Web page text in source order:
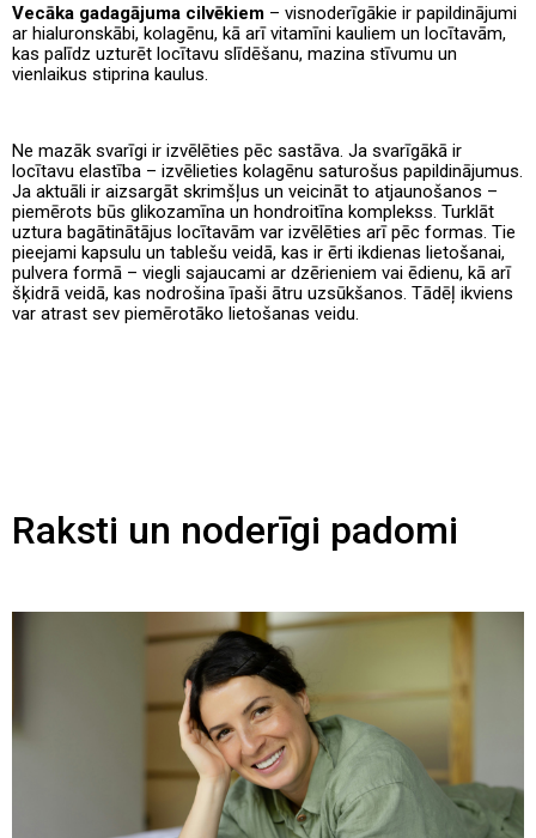
Vecāka gadagājuma cilvēkiem – visnoderīgākie ir papildinājumi
ar hialuronskābi, kolagēnu, kā arī vitamīni kauliem un locītavām,
kas palīdz uzturēt locītavu slīdēšanu, mazina stīvumu un
vienlaikus stiprina kaulus.
Ne mazāk svarīgi ir izvēlēties pēc sastāva. Ja svarīgākā ir
locītavu elastība – izvēlieties kolagēnu saturošus papildinājumus.
Ja aktuāli ir aizsargāt skrimšļus un veicināt to atjaunošanos –
piemērots būs glikozamīna un hondroitīna komplekss. Turklāt
uztura bagātinātājus locītavām var izvēlēties arī pēc formas. Tie
pieejami kapsulu un tablešu veidā, kas ir ērti ikdienas lietošanai,
pulvera formā – viegli sajaucami ar dzērieniem vai ēdienu, kā arī
šķidrā veidā, kas nodrošina īpaši ātru uzsūkšanos. Tādēļ ikviens
var atrast sev piemērotāko lietošanas veidu.
Raksti un noderīgi padomi